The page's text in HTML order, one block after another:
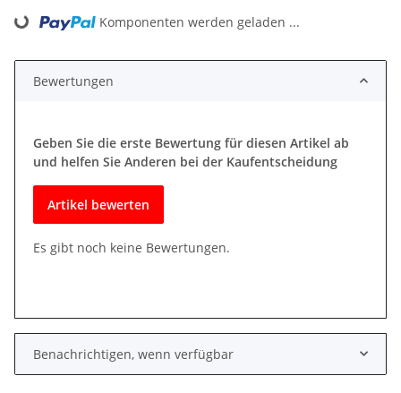
Loading... Komponenten werden geladen ...
Bewertungen
Geben Sie die erste Bewertung für diesen Artikel ab
und helfen Sie Anderen bei der Kaufentscheidung
Artikel bewerten
Es gibt noch keine Bewertungen.
Benachrichtigen, wenn verfügbar